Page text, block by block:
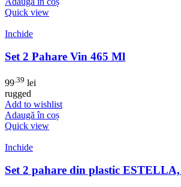
Quick view
Inchide
Set 2 Pahare Vin 465 Ml
99 .39 lei
rugged
Add to wishlist
Adaugă în coș
Quick view
Inchide
Set 2 pahare din plastic